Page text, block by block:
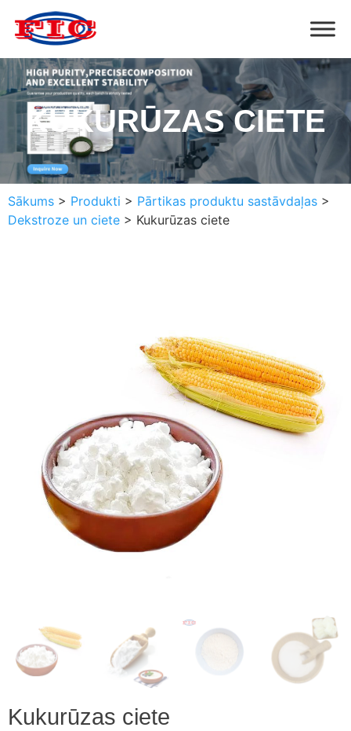
KUKURŪZAS CIETE
Sākums > Produkti > Pārtikas produktu sastāvdaļas >
Dekstroze un ciete > Kukurūzas ciete
Kukurūzas ciete